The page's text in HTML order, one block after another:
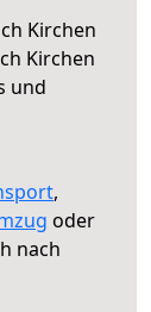
Kirchen
Kirchen
und
,
oder
nach